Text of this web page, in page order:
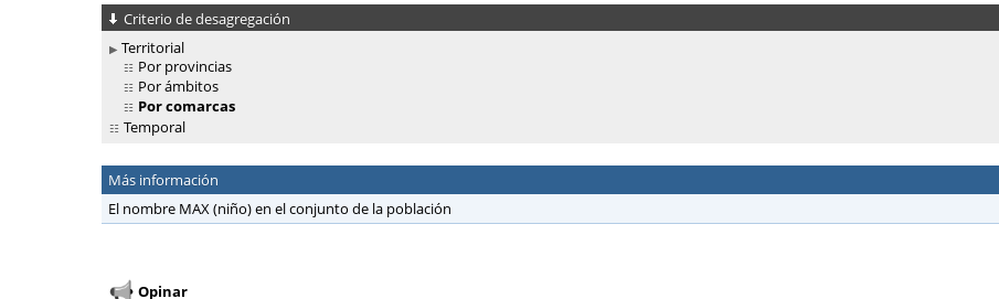
Criterio de desagregación
Territorial
Por provincias
Por ámbitos
Por comarcas
Temporal
Más información
El nombre MAX (niño) en el conjunto de la población
Opinar